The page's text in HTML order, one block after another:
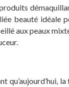
beauté idéale
aux peaux
qu’aujourd’hui,